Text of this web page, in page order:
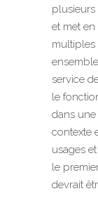
plusieurs
et met
multiples
service
le
dans
contexte
usages
le
devrait